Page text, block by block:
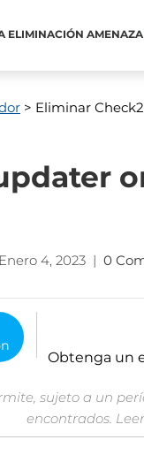
ELIMINACIÓN AMENAZA
> Eliminar
Enero 4, 2023 | 0
Obtenga un
sujeto a un
encontrados. Leer